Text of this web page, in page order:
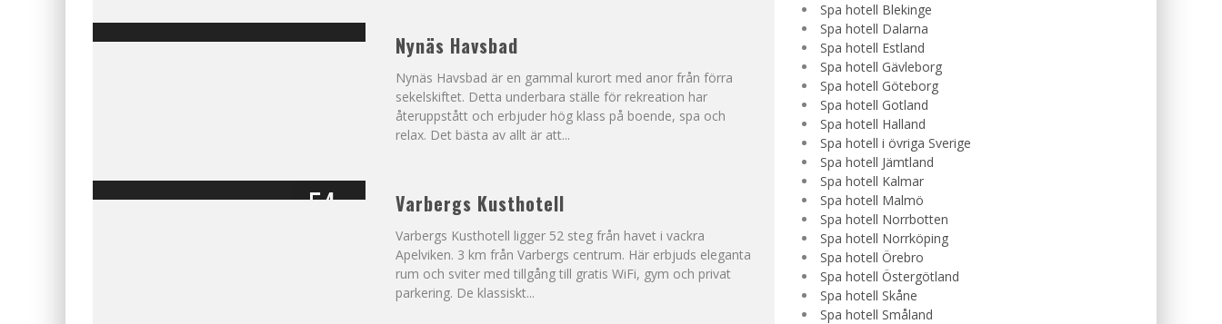
Nynäs Havsbad
Nynäs Havsbad är en gammal kurort med anor från förra
sekelskiftet. Detta underbara ställe för rekreation har
återuppstått och erbjuder hög klass på boende, spa och
relax. Det bästa av allt är att...
54 Varbergs Kusthotell
Varbergs Kusthotell ligger 52 steg från havet i vackra
Apelviken. 3 km från Varbergs centrum. Här erbjuds eleganta
rum och sviter med tillgång till gratis WiFi, gym och privat
parkering. De klassiskt...
Spa hotell Blekinge
Spa hotell Dalarna
Spa hotell Estland
Spa hotell Gävleborg
Spa hotell Göteborg
Spa hotell Gotland
Spa hotell Halland
Spa hotell i övriga Sverige
Spa hotell Jämtland
Spa hotell Kalmar
Spa hotell Malmö
Spa hotell Norrbotten
Spa hotell Norrköping
Spa hotell Örebro
Spa hotell Östergötland
Spa hotell Skåne
Spa hotell Småland